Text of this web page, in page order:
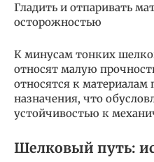
Гладить и отпаривать
осторожностью
К минусам тонких
относят малую
относятся к материалам
назначения, что
устойчивостью к
Шелковый путь: